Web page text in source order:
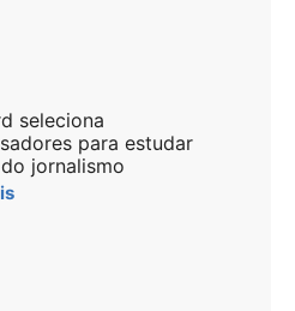
seleciona
para estudar
jornalismo